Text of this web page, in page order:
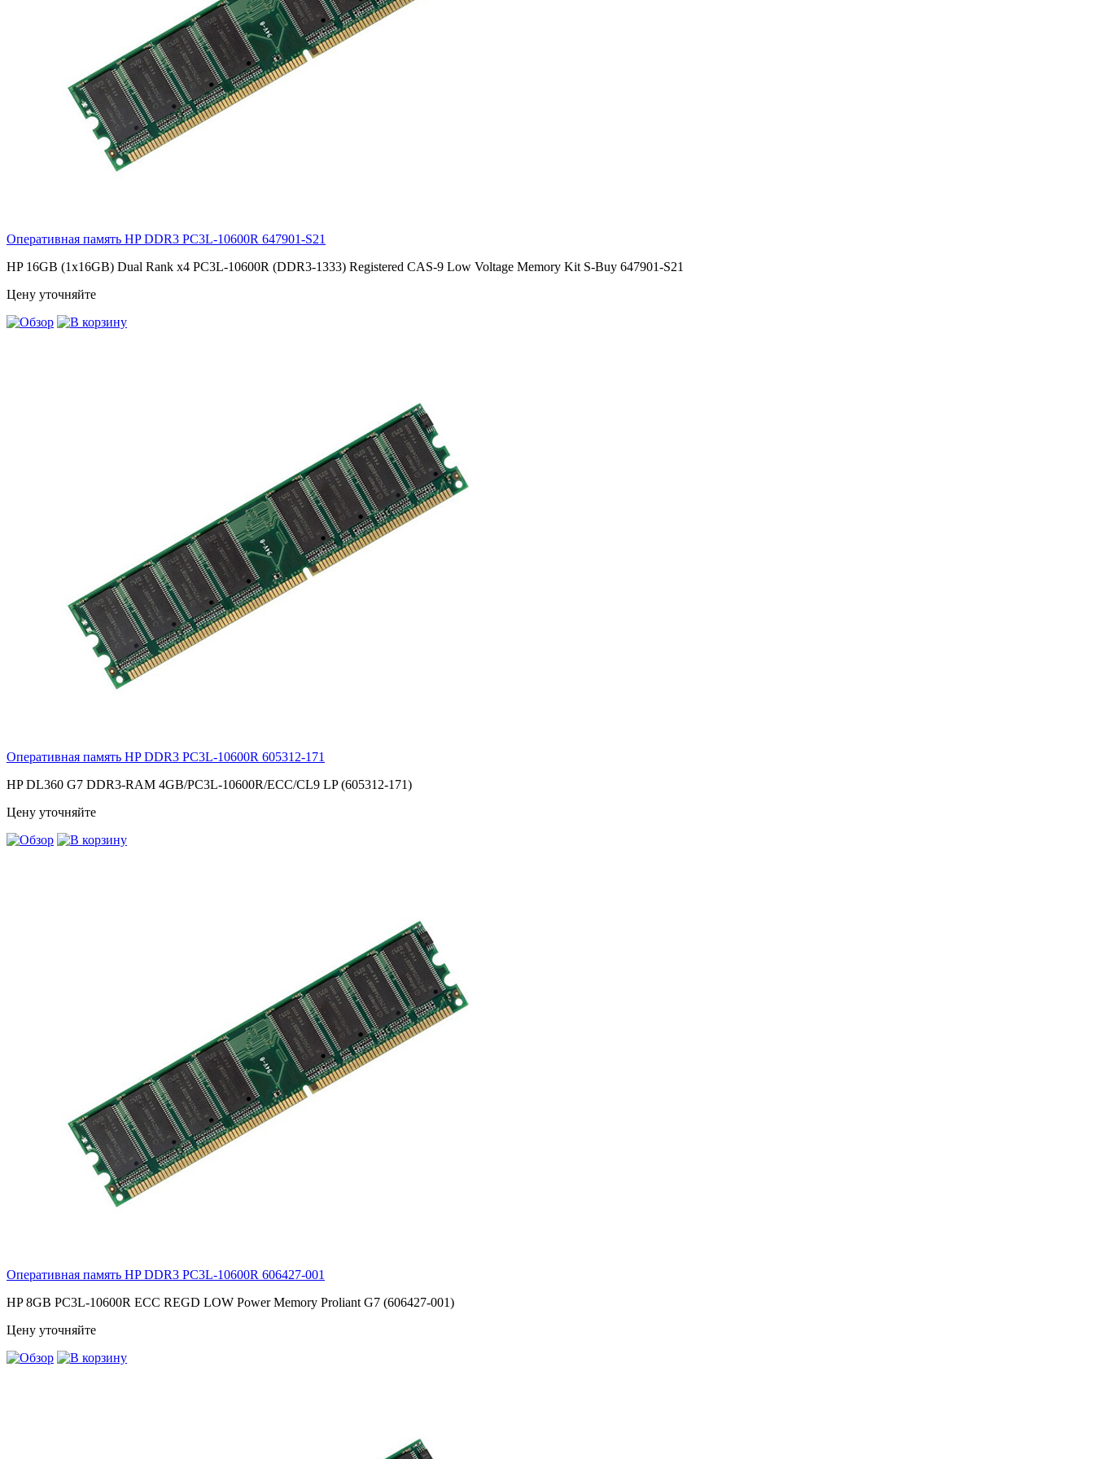
Оперативная память HP DDR3 PC3L-10600R 647901-S21
HP 16GB (1x16GB) Dual Rank x4 PC3L-10600R (DDR3-1333) Registered CAS-9 Low Voltage Memory Kit S-Buy 647901-S21
Цену уточняйте
Оперативная память HP DDR3 PC3L-10600R 605312-171
HP DL360 G7 DDR3-RAM 4GB/PC3L-10600R/ECC/CL9 LP (605312-171)
Цену уточняйте
Оперативная память HP DDR3 PC3L-10600R 606427-001
HP 8GB PC3L-10600R ECC REGD LOW Power Memory Proliant G7 (606427-001)
Цену уточняйте